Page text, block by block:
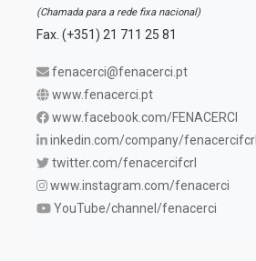
(Chamada para a rede fixa nacional)
Fax. (+351) 21 711 25 81
fenacerci@fenacerci.pt
www.fenacerci.pt
www.facebook.com/FENACERCI
inkedin.com/company/fenacercifcrl
twitter.com/fenacercifcrl
www.instagram.com/fenacerci
YouTube/channel/fenacerci